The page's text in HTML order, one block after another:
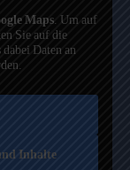
Maps. Um auf
Sie auf die
Daten an
Inhalte